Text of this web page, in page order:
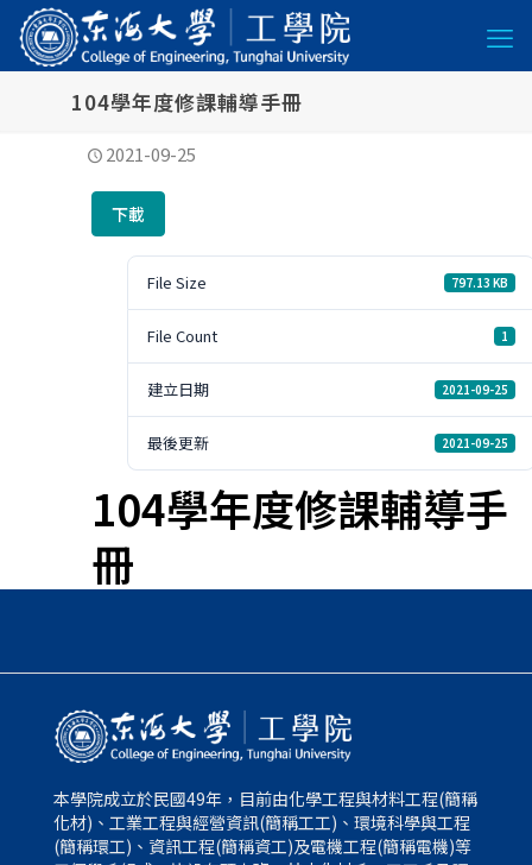
104學年度修課輔導手冊
2021-09-25
下載
File Size 797.13 KB
File Count 1
建立日期 2021-09-25
最後更新 2021-09-25
104學年度修課輔導手
冊
本學院成立於民國49年，目前由化學工程與材料工程(簡稱
化材)、工業工程與經營資訊(簡稱工工)、環境科學與工程
(簡稱環工)、資訊工程(簡稱資工)及電機工程(簡稱電機)等